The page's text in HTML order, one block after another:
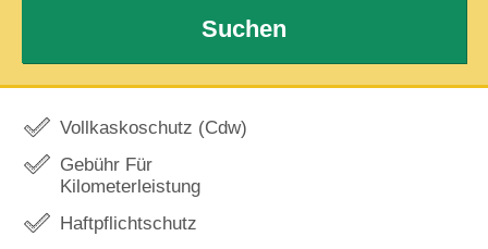
Suchen
Vollkaskoschutz (Cdw)
Gebühr Für
Kilometerleistung
Haftpflichtschutz